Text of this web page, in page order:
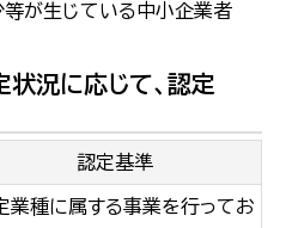
等が生じている中小企業者
況に応じて、認定
認定基準
業種に属する事業を行ってお